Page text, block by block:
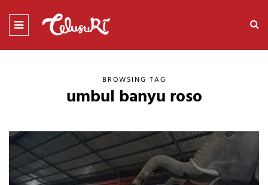
BROWSING TAG
umbul banyu roso